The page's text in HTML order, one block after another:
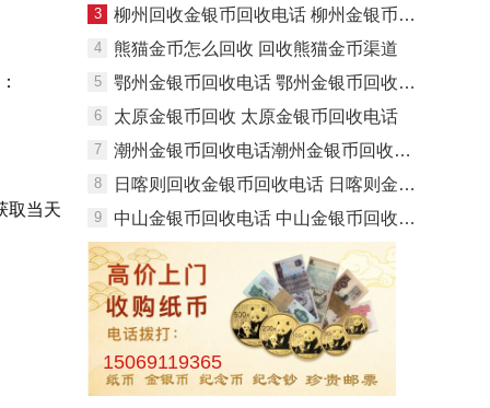
取当天
3 柳州回收金银币回收电话 柳州金银币回收渠道
4 熊猫金币怎么回收 回收熊猫金币渠道
5 鄂州金银币回收电话 鄂州金银币回收价格
6 太原金银币回收 太原金银币回收电话
7 潮州金银币回收电话潮州金银币回收渠道
8 日喀则回收金银币回收电话 日喀则金银币回收渠道
9 中山金银币回收电话 中山金银币回收渠道
15069119365